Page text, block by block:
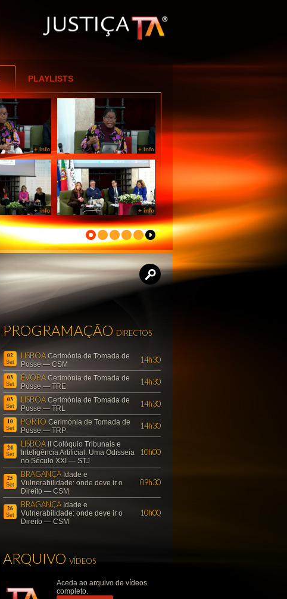
[Entrar por IP]
PLAYLISTS
+ info + info
+ info + info + info
PROGRAMAÇÃO DIRECTOS
02
Set
LISBOA Cerimónia de Tomada de
Posse — CSM
14h30
03
Set
ÉVORA Cerimónia de Tomada de
Posse — TRE
14h30
03
Set
LISBOA Cerimónia de Tomada de
Posse — TRL
14h30
10
Set
PORTO Cerimónia de Tomada de
Posse — TRP
14h30
24
Set
LISBOA II Colóquio Tribunais e
Inteligência Artificial: Uma Odisseia
no Século XXI — STJ
10h00
25
Set
BRAGANÇA Idade e
Vulnerabilidade: onde deve ir o
Direito — CSM
09h30
26
Set
BRAGANÇA Idade e
Vulnerabilidade: onde deve ir o
Direito — CSM
10h00
ARQUIVO VÍDEOS
Aceda ao arquivo de vídeos
completo.